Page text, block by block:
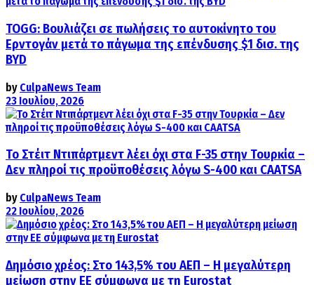
TOGG: Βουλιάζει σε πωλήσεις το αυτοκίνητο του
Ερντογάν μετά το πάγωμα της επένδυσης $1 δισ. της
BYD
by CulpaNews Team
23 Ιουλίου, 2026
Το Στέιτ Ντιπάρτμεντ λέει όχι στα F-35 στην Τουρκία –
Δεν πληροί τις προϋποθέσεις λόγω S-400 και CAATSA
by CulpaNews Team
22 Ιουλίου, 2026
Δημόσιο χρέος: Στο 143,5% του ΑΕΠ – Η μεγαλύτερη
μείωση στην ΕΕ σύμφωνα με τη Eurostat